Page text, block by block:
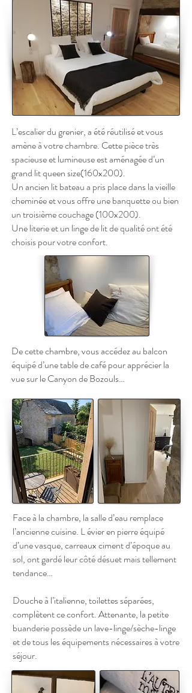
L’escalier du grenier, a été réutilisé et vous
amène à votre chambre. Cette pièce très
spacieuse et lumineuse est aménagée d’un
grand lit queen size(160x200).
Un ancien lit bateau a pris place dans la vieille
cheminée et vous offre une banquette ou bien
un troisième couchage (100x200).
Une literie et un linge de lit de qualité ont été
choisis pour votre confort.
De cette chambre, vous accédez au balcon
équipé d’une table de café pour apprécier la
vue sur le Canyon de Bozouls…
Face à la chambre, la salle d’eau remplace
l’ancienne cuisine. L évier en pierre équipé
d’une vasque, carreaux ciment d’époque au
sol, ont gardé leur côté désuet mais tellement
tendance…
Douche à l’italienne, toilettes séparées,
complètent ce confort. Attenante, la petite
buanderie possède un lave-linge/sèche-linge
et de tous les équipements nécessaires à votre
séjour.